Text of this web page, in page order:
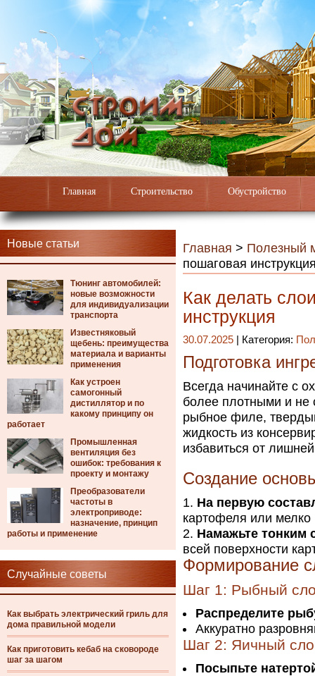
Главная Строительство Обустройство
Новые статьи
Тюнинг автомобилей:
новые возможности
для индивидуализации
транспорта
Известняковый
щебень: преимущества
материала и варианты
применения
Как устроен
самогонный
дистиллятор и по
какому принципу он
работает
Промышленная
вентиляция без
ошибок: требования к
проекту и монтажу
Преобразователи
частоты в
электроприводе:
назначение, принцип
работы и применение
Случайные советы
Как выбрать электрический гриль для
дома правильной модели
Как приготовить кебаб на сковороде
шаг за шагом
Главная > Полезный
пошаговая
Как делать
инструкция
30.07.2025 | Категория:
Подготовка
Всегда начинайте с
более плотными и не
рыбное филе,
жидкость из
избавиться от
Создание
На первую
картофеля или
Намажьте тонким
всей поверхности
Формирование
Шаг 1: Рыбный
Распределите
Аккуратно
Шаг 2: Яичный
Посыпьте